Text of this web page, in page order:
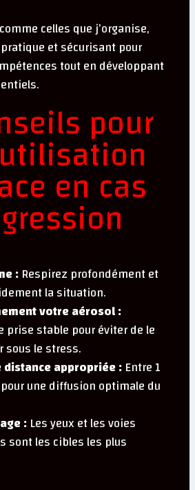
celles que j’organise,
et sécurisant pour
tout en développant
pour
en cas
:Respirez profondément et
la situation.
votre aérosol :
prise stable pour éviter de le
le stress.
distance appropriée :Entre 1
une diffusion optimale du
:Les yeux et les voies
sont les cibles les plus